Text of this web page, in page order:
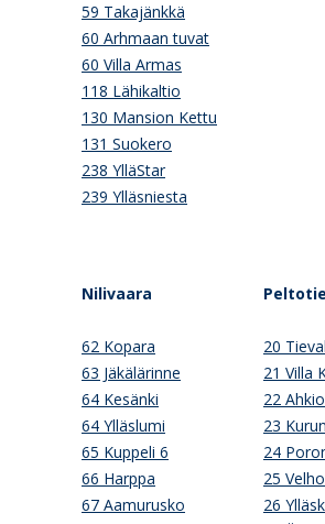
59 Takajänkkä
60 Arhmaan tuvat
60 Villa Armas
118 Lähikaltio
130 Mansion Kettu
131 Suokero
238 YlläStar
239 Ylläsniesta
Nilivaara
62 Kopara
63 Jäkälärinne
64 Kesänki
64 Ylläslumi
65 Kuppeli 6
66 Harppa
67 Aamurusko
20
21 Villa
22
23
24
25
26